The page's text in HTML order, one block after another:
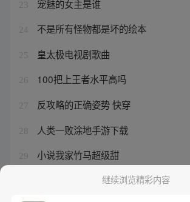
23 宠魅的女主是谁
24 不是所有怪物都是坏的绘本
25 皇太极电视剧歌曲
26 100把上王者水平高吗
27 反攻略的正确姿势 快穿
28 人类一败涂地手游下载
29 小说我家竹马超级甜
史上最强在线阅读继续浏览精彩内容